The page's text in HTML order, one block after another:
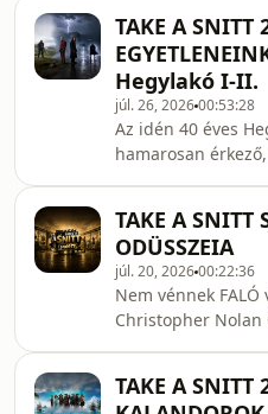
a franchise itt még
mutatott.Akik a
a fejeket nyesik:
Pavlics Tamás
TAKE A SNITT
Hegylakó I-II.
júl. 26, 202600:53:28
Az idén 40 éves
hamarosan
lefejezni) a
hullámvasút és ha
létezik ez a
ezek az adások
fossák... és a
Ádám és Pavlics
TAKE A SNITT
ODÜSSZEIA
júl. 20, 202600:22:36
Nem vénnek FALÓ
Christopher Nolan
SHORTS
TAKE A SNITT